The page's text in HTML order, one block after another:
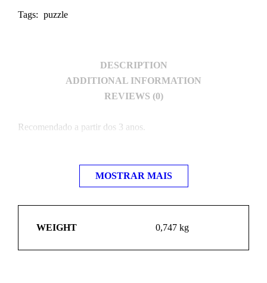
Tags: puzzle
DESCRIPTION
ADDITIONAL INFORMATION
REVIEWS (0)
Recomendado a partir dos 3 anos.
MOSTRAR MAIS
WEIGHT 0,747 kg